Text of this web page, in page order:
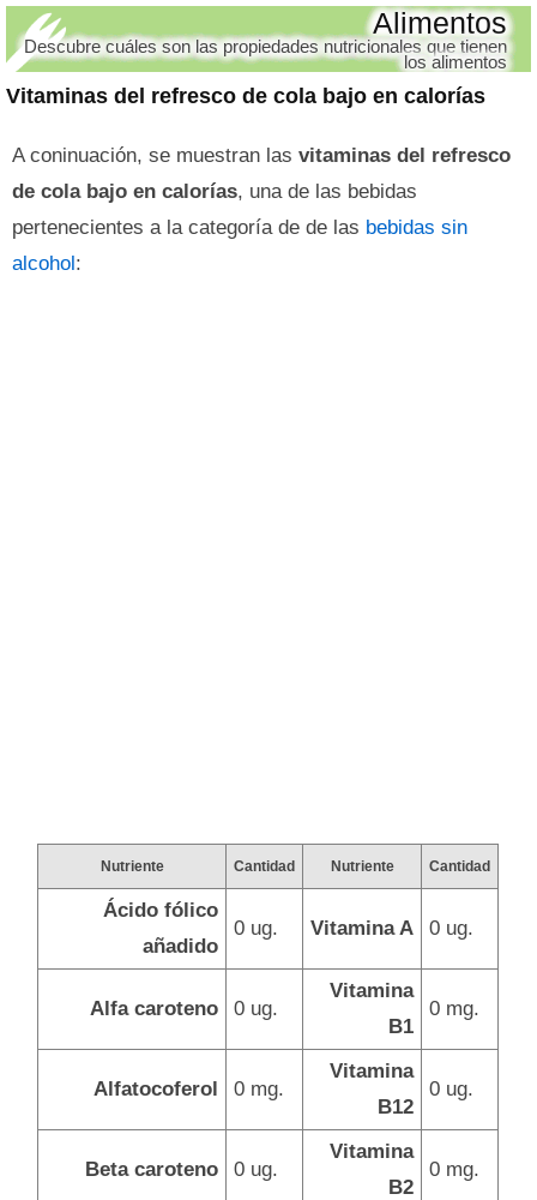
Vitaminas del refresco de cola bajo en calorías
Alimentos
Descubre cuáles son las propiedades nutricionales que tienen
los alimentos
A coninuación, se muestran las vitaminas del refresco
de cola bajo en calorías, una de las bebidas
pertenecientes a la categoría de de las bebidas sin
alcohol:
Nutriente Cantidad Nutriente Cantidad
Ácido fólico
añadido
0 ug. Vitamina A 0 ug.
Alfa caroteno 0 ug.
Vitamina
B1
0 mg.
Alfatocoferol 0 mg.
Vitamina
B12
0 ug.
Beta caroteno 0 ug.
Vitamina
B2
0 mg.